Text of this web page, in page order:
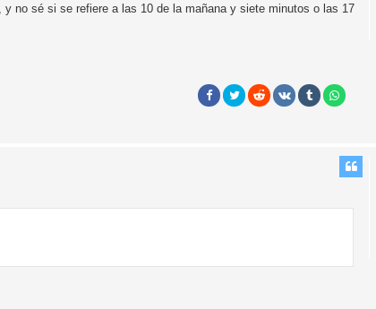
no sé si se refiere a las 10 de la mañana y siete minutos o las 17